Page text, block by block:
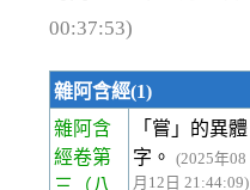
00:37:53)
雜阿含經(1)
雜阿含
經卷第
「嘗」的異體
字。
(2025年08
月12日 21:44:09)